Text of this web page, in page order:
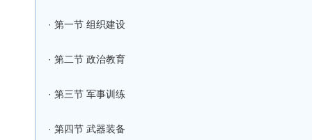
· 第一节 组织建设
· 第二节 政治教育
· 第三节 军事训练
· 第四节 武器装备